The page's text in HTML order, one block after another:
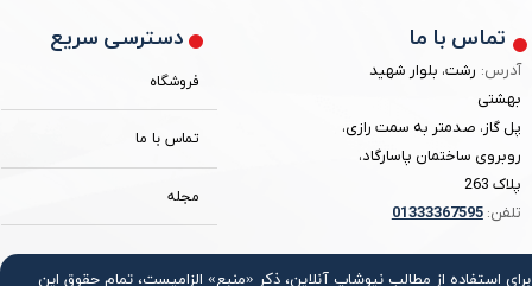
برای استفاده از مطالب نیوشاپ آنلاین، ذکر «منبع» الزامیست، تمام حقوق اين
دسترسی سریع
فروشگاه
تماس با ما
مجله
تماس با ما
آدرس: رشت، بلوار شهید
بهشتی
پل گاز، صدمتر به سمت رازی،
روبروی ساختمان پاسارگاد،
پلاک 263
تلفن:
01333367595